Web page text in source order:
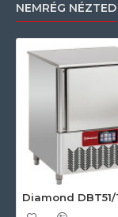
NEMRÉG NÉZTED